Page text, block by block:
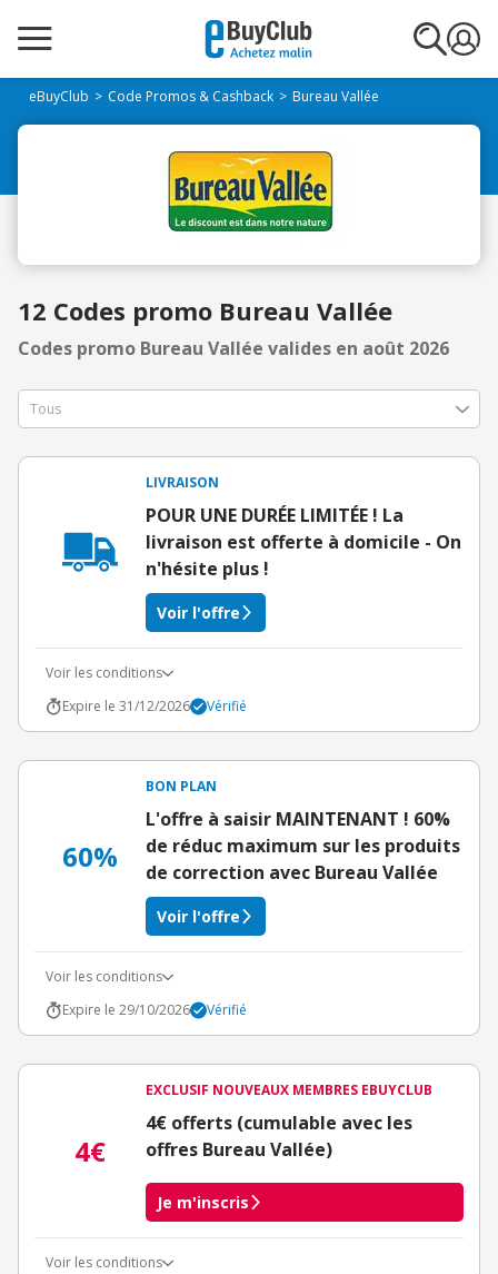
eBuyClub Code Promos & Cashback Bureau Vallée
12 Codes promo Bureau Vallée
Codes promo Bureau Vallée valides en août 2026
LIVRAISON
POUR UNE DURÉE LIMITÉE ! La
livraison est offerte à domicile - On
n'hésite plus !
Voir l'offre
Voir les conditions
Expire le 31/12/2026
Vérifié
60%
BON PLAN
L'offre à saisir MAINTENANT ! 60%
de réduc maximum sur les produits
de correction avec Bureau Vallée
Voir l'offre
Voir les conditions
Expire le 29/10/2026
Vérifié
4€
EXCLUSIF NOUVEAUX MEMBRES EBUYCLUB
4€ offerts (cumulable avec les
offres Bureau Vallée)
Je m'inscris
Voir les conditions